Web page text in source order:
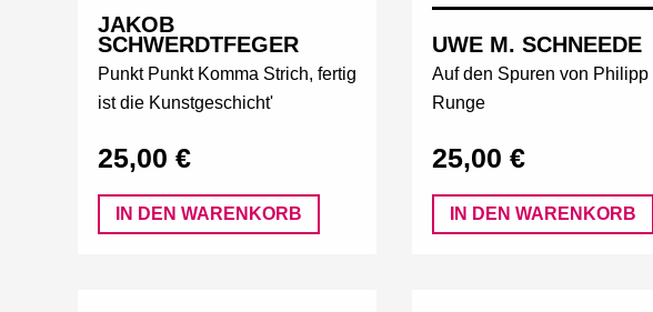
JAKOB
SCHWERDTFEGER
Punkt Punkt Komma Strich, fertig
ist die Kunstgeschicht'
25,00 €
IN DEN WARENKORB
UWE M. SCHNEEDE
Auf den Spuren von Philipp
Runge
25,00 €
IN DEN WARENKORB